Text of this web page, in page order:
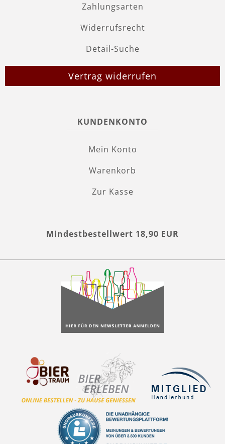
Zahlungsarten
Widerrufsrecht
Detail-Suche
Vertrag widerrufen
KUNDENKONTO
Mein Konto
Warenkorb
Zur Kasse
Mindestbestellwert 18,90 EUR